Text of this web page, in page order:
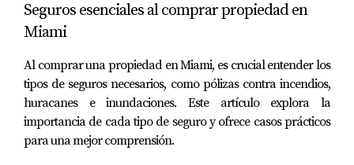
Seguros esenciales al comprar propiedad en
Miami
Al comprar una propiedad en Miami, es crucial entender los
tipos de seguros necesarios, como pólizas contra incendios,
huracanes e inundaciones. Este artículo explora la
importancia de cada tipo de seguro y ofrece casos prácticos
para una mejor comprensión.